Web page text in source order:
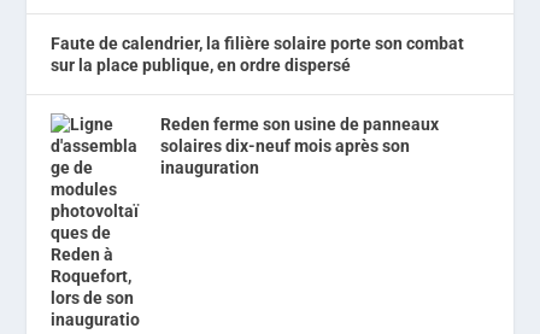
Faute de calendrier, la filière solaire porte son combat
sur la place publique, en ordre dispersé
Reden ferme son usine de panneaux
solaires dix-neuf mois après son
inauguration